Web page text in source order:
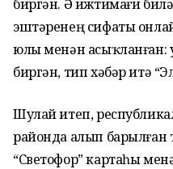
биргән. Ә ижтимағи
эштәренең сифаты
юлы менән асыҡланған:
биргән, тип хәбәр итә
Шулай итеп,
районда алып барылған
“Светофор” картаһы